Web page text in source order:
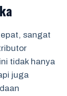
sangat
tidak hanya
juga